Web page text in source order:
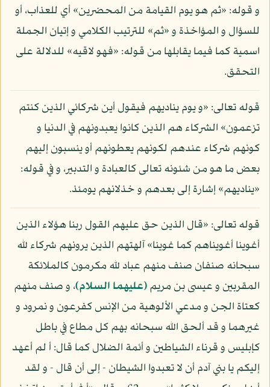
و قوله: «ثم هو يوم القيامة من المحضرين» أي للعذاب، أو
للسؤال و المؤاخذة و «ثم» للترتيب الكلامي و إتيان الجملة
اسمية كما فيما يقابلها من قوله: «فهو لاقيه» للدلالة على
التحقق.
قوله تعالى: «و يوم يناديهم فيقول أين شركائي الذين كنتم
تزعمون» الشركاء هم الذين كانوا يعبدونهم في الدنيا و
كونهم شركاء عندهم لكونهم يعطونهم أو ينسبون إليهم
بعض ما هو من شئونه تعالى كالعبادة و التدبير، و في قوله:
«يناديهم» إشارة إلى بعدهم و خذلانهم يومئذ.
قوله تعالى: «قال الذين حق عليهم القول ربنا هؤلاء الذين
أغوينا أغويناهم كما غوينا» آلهتهم الذين يرونهم شركاء لله
سبحانه صنفان صنف منهم عباد لله مكرمون كالملائكة
المقربين و عيسى بن مريم(عليهما السلام)، و صنف منهم
كعتاة الجن و مدعي الألوهية من الإنس كفرعون و نمرود و
غيرهما و قد ألحق الله سبحانه بهم كل مطاع في باطل
كإبليس و قرناء الشياطين و أئمة الضلال كما قال: أ لم أعهد
إليكم يا بني آدم أن لا تعبدوا الشيطان - إلى أن قال - و لقد